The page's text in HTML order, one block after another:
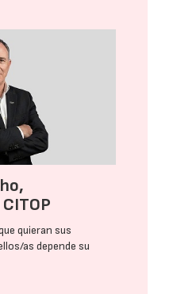
quieran sus
as depende su